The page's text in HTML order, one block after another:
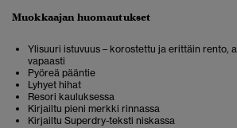
Muokkaajan huomautukset
Ylisuuri istuvuus – korostettu ja erittäin rento,
vapaasti
Pyöreä pääntie
Lyhyet hihat
Resori kauluksessa
Kirjailtu pieni merkki rinnassa
Kirjailtu Superdry-teksti niskassa